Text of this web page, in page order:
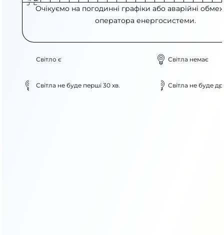
Очікуємо на погодинні графіки або аварійні
оператора енергосистеми.
Світло є Світла немає
Світла не буде перші 30 хв. Світла не буде